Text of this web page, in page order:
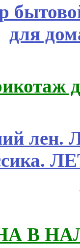
для
лен.
В